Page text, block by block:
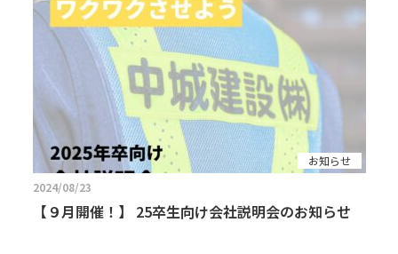
お知らせ
2024/08/23
【９月開催！】 25卒生向け会社説明会のお知らせ